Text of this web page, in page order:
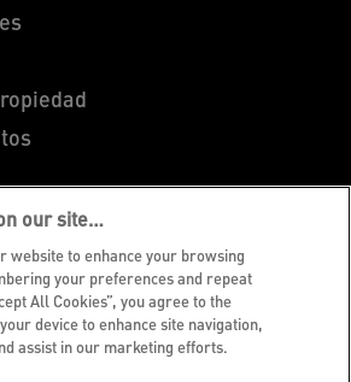
de envases
our site…
website to enhance your browsing
your preferences and repeat
All Cookies”, you agree to the
device to enhance site navigation,
assist in our marketing efforts.